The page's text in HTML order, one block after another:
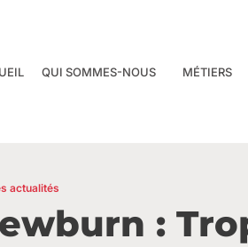
QUI SOMMES-NOUS MÉTIERS
actualités
: